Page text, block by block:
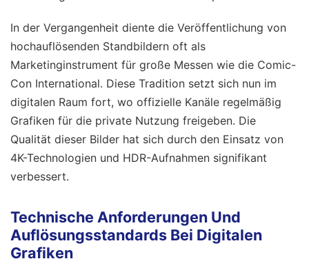
In der Vergangenheit diente die Veröffentlichung von
hochauflösenden Standbildern oft als
Marketinginstrument für große Messen wie die Comic-
Con International. Diese Tradition setzt sich nun im
digitalen Raum fort, wo offizielle Kanäle regelmäßig
Grafiken für die private Nutzung freigeben. Die
Qualität dieser Bilder hat sich durch den Einsatz von
4K-Technologien und HDR-Aufnahmen signifikant
verbessert.
Technische Anforderungen Und
Auflösungsstandards Bei Digitalen
Grafiken